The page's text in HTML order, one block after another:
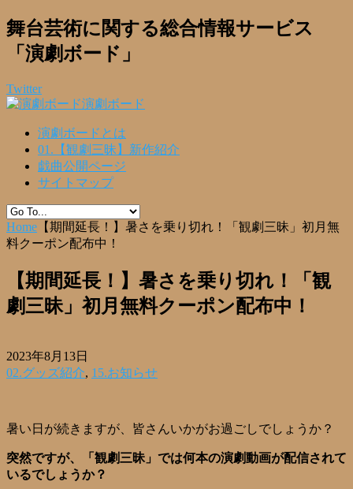
舞台芸術に関する総合情報サービス
「演劇ボード」
Twitter
演劇ボード
演劇ボードとは
01.【観劇三昧】新作紹介
戯曲公開ページ
サイトマップ
Home 【期間延長！】暑さを乗り切れ！「観劇三昧」初月無
料クーポン配布中！
【期間延長！】暑さを乗り切れ！「観
劇三昧」初月無料クーポン配布中！
2023年8月13日
02.グッズ紹介, 15.お知らせ
暑い日が続きますが、皆さんいかがお過ごしでしょうか？
突然ですが、「観劇三昧」では何本の演劇動画が配信されて
いるでしょうか？